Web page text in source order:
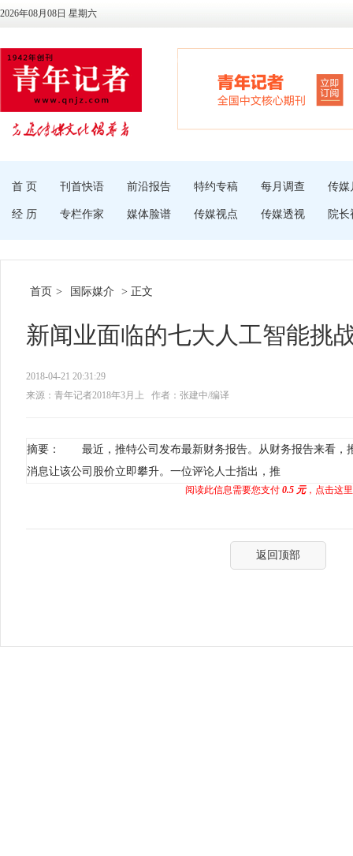
2026年08月08日 星期六
首 页 刊首快语 前沿报告 特约专稿 每月调查 传媒
经 历 专栏作家 媒体脸谱 传媒视点 传媒透视 院长
首页 > 国际媒介 > 正文
新闻业面临的七大人工智能挑
2018-04-21 20:31:29
来源：青年记者2018年3月上
作者：张建中/编译
摘要： 最近，推特公司发布最新财务报告。从财务报告来看，
消息让该公司股价立即攀升。一位评论人士指出，推
阅读此信息需要您支付 0.5 元，点击这
返回顶部